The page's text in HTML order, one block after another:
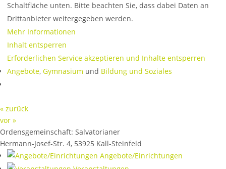
Schaltfläche unten. Bitte beachten Sie, dass dabei Daten an
Drittanbieter weitergegeben werden.
Mehr Informationen
Inhalt entsperren
Erforderlichen Service akzeptieren und Inhalte entsperren
Angebote, Gymnasium und Bildung und Soziales
« zurück
vor »
Ordensgemeinschaft: Salvatorianer
Hermann-Josef-Str. 4, 53925 Kall-Steinfeld
Angebote/Einrichtungen